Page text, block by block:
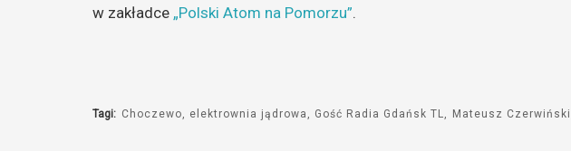
w zakładce „Polski Atom na Pomorzu”.
Tagi: Choczewo elektrownia jądrowa Gość Radia Gdańsk TL Mateusz Czerwiński